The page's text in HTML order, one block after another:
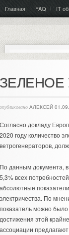
Главная FAQ IT
АЛЕКСЕЙ
докладу
году количество
данным документа,
всех
По
можно
этой